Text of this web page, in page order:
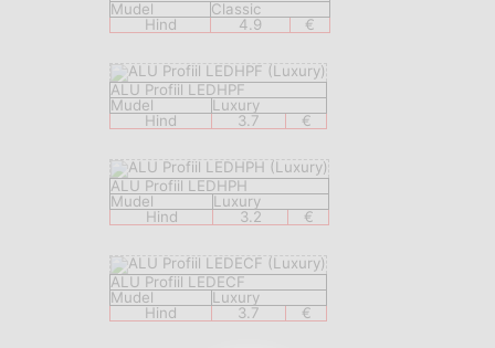
Mudel
Classic
Hind
4.9 €
ALU Profiil LEDHPF
Mudel
Luxury
Hind
3.7 €
ALU Profiil LEDHPH
Mudel
Luxury
Hind
3.2 €
ALU Profiil LEDECF
Mudel
Luxury
Hind
3.7 €